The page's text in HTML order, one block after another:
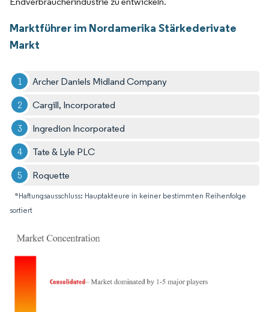
Marktführer im Nordamerika Stärkederivate
Markt
Archer Daniels Midland Company
Cargill, Incorporated
Ingredion Incorporated
Tate & Lyle PLC
Roquette
*Haftungsausschluss: Hauptakteure in keiner bestimmten Reihenfolge
sortiert